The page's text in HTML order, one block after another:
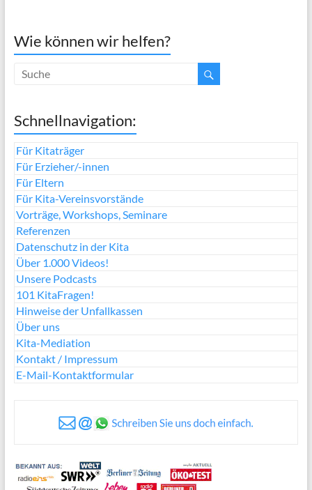
Wie können wir helfen?
Schnellnavigation:
Für Kitaträger
Für Erzieher/-innen
Für Eltern
Für Kita-Vereinsvorstände
Vorträge, Workshops, Seminare
Referenzen
Datenschutz in der Kita
Über 1.000 Videos!
Unsere Podcasts
101 KitaFragen!
Hinweise der Unfallkassen
Über uns
Kita-Mediation
Kontakt / Impressum
E-Mail-Kontaktformular